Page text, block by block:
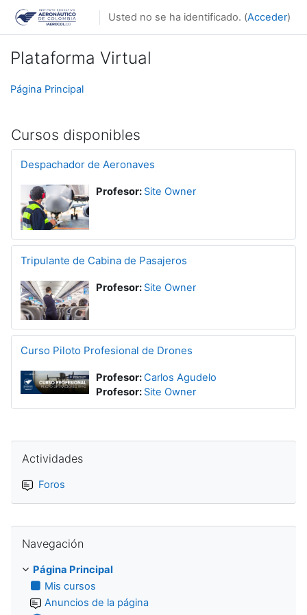
Salta al contenido principal
Usted no se ha identificado. (Acceder)
Plataforma Virtual
Página Principal
Cursos disponibles
Despachador de Aeronaves
Profesor: Site Owner
Tripulante de Cabina de Pasajeros
Profesor: Site Owner
Curso Piloto Profesional de Drones
Profesor:Carlos Agudelo
Profesor: Site Owner
Actividades
Foros
Navegación
Página Principal
Mis cursos
Anuncios de la página